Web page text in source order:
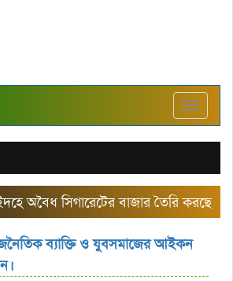
Toggle
সিগারেটের বাজার তৈরি করছে এরিয়া
ব্যাক্তি ও যুবসমাজের আইকন